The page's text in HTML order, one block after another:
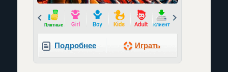
Prev
Подробнее Играть